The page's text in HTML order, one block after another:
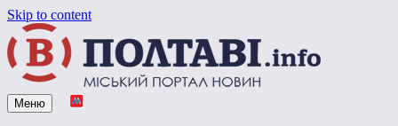
Skip to content
Vpoltave.info
Полтавський портал новин
Меню